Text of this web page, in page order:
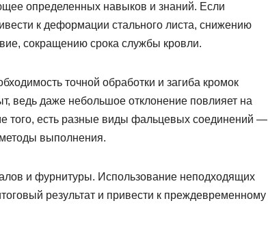
определенных навыков и знаний. Если
к деформации стального листа, снижению
сокращению срока службы кровли.
точной обработки и загиба кромок
ведь даже небольшое отклонение повлияет на
того, есть разные виды фальцевых соединений —
выполнения.
и фурнитуры. Использование неподходящих
результат и привести к преждевременному